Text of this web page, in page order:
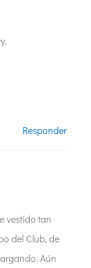
Responder
vestido tan
del Club, de
Aún